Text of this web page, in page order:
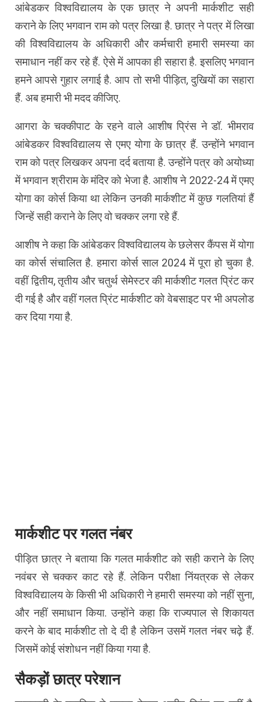
आंबेडकर विश्वविद्यालय के एक छात्र ने अपनी मार्कशीट सही
कराने के लिए भगवान राम को पत्र लिखा है. छात्र ने पत्र में लिखा
की विश्वविद्यालय के अधिकारी और कर्मचारी हमारी समस्या का
समाधान नहीं कर रहे हैं. ऐसे में आपका ही सहारा है. इसलिए भगवान
हमने आपसे गुहार लगाई है. आप तो सभी पीड़ित, दुखियों का सहारा
हैं. अब हमारी भी मदद कीजिए.
आगरा के चक्कीपाट के रहने वाले आशीष प्रिंस ने डॉ. भीमराव
आंबेडकर विश्वविद्यालय से एमए योगा के छात्र हैं. उन्होंने भगवान
राम को पत्र लिखकर अपना दर्द बताया है. उन्होंने पत्र को अयोध्या
में भगवान श्रीराम के मंदिर को भेजा है. आशीष ने 2022-24 में एमए
योगा का कोर्स किया था लेकिन उनकी मार्कशीट में कुछ गलतियां हैं
जिन्हें सही कराने के लिए वो चक्कर लगा रहे हैं.
आशीष ने कहा कि आंबेडकर विश्वविद्यालय के छलेसर कैंपस में योगा
का कोर्स संचालित है. हमारा कोर्स साल 2024 में पूरा हो चुका है.
वहीं द्वितीय, तृतीय और चतुर्थ सेमेस्टर की मार्कशीट गलत प्रिंट कर
दी गई है और वहीं गलत प्रिंट मार्कशीट को वेबसाइट पर भी अपलोड
कर दिया गया है.
मार्कशीट पर गलत नंबर
पीड़ित छात्र ने बताया कि गलत मार्कशीट को सही कराने के लिए
नवंबर से चक्कर काट रहे हैं. लेकिन परीक्षा निंयत्रक से लेकर
विश्वविद्यालय के किसी भी अधिकारी ने हमारी समस्या को नहीं सुना,
और नहीं समाधान किया. उन्होंने कहा कि राज्यपाल से शिकायत
करने के बाद मार्कशीट तो दे दी है लेकिन उसमें गलत नंबर चढ़े हैं.
जिसमें कोई संशोधन नहीं किया गया है.
सैकड़ों छात्र परेशान